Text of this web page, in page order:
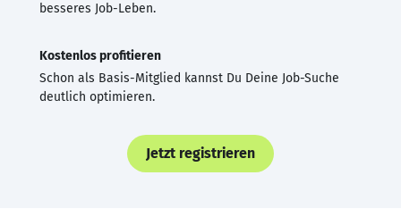
besseres Job-Leben.
Kostenlos profitieren
Schon als Basis-Mitglied kannst Du Deine Job-Suche
deutlich optimieren.
Jetzt registrieren